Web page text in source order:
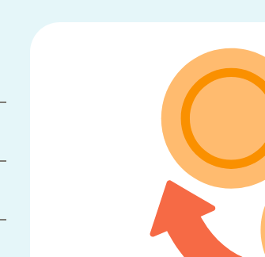
(yeni pencerede açılır)